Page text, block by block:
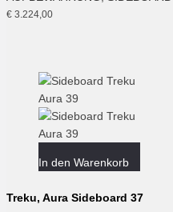
€ 3.224,00
In den Warenkorb
Treku, Aura Sideboard 37